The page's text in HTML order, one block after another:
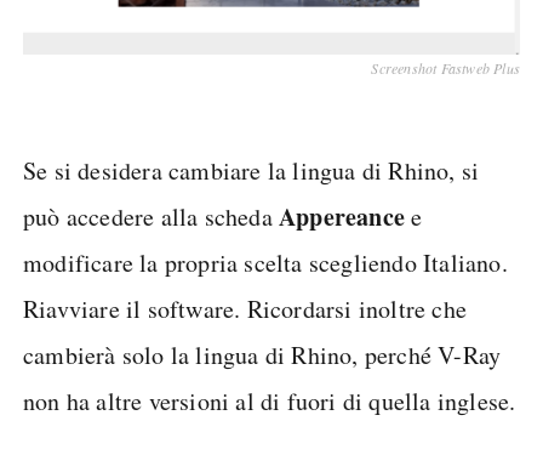
Screenshot Fastweb Plus
Se si desidera cambiare la lingua di Rhino, si
può accedere alla schedaAppereancee
modificare la propria scelta scegliendo Italiano.
Riavviare il software. Ricordarsi inoltre che
cambierà solo la lingua di Rhino, perché V-Ray
non ha altre versioni al di fuori di quella inglese.